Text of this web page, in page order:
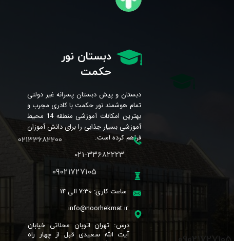
دبستان نور
حکمت
دبستان و پیش دبستان پسرانه غیر دولتی
تمام هوشمند نور حکمت با کادری مجرب و
بهترین امکانات آموزشی منطقه 14 محیط
آموزشی بسیار جذابی را برای دانش آموزان
فراهم کرده است.
info@noorhekmat.ir
​درس: تهران اتوبان محلاتی خیابان
آیت الله سعیدی قبل از چهار راه
ساعت کاری: 7:30 الی 14
۰۲۱-۳۳۶۸۲۲۲۳
09021727105
02133682200